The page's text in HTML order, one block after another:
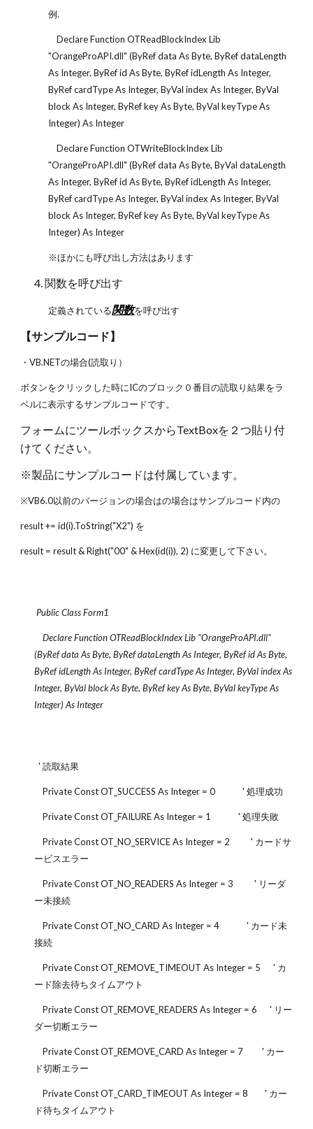
例.
Declare Function OTReadBlockIndex Lib
"OrangeProAPI.dll" (ByRef data As Byte, ByRef dataLength
As Integer, ByRef id As Byte, ByRef idLength As Integer,
ByRef cardType As Integer, ByVal index As Integer, ByVal
block As Integer, ByRef key As Byte, ByVal keyType As
Integer) As Integer
Declare Function OTWriteBlockIndex Lib
"OrangeProAPI.dll" (ByRef data As Byte, ByVal dataLength
As Integer, ByRef id As Byte, ByRef idLength As Integer,
ByRef cardType As Integer, ByVal index As Integer, ByVal
block As Integer, ByRef key As Byte, ByVal keyType As
Integer) As Integer
※ほかにも呼び出し方法はあります
4. 関数を呼び出す
定義されている関数を呼び出す
【サンプルコード】
・VB.NETの場合(読取り）
ボタンをクリックした時にICのブロック０番目の読取り結果をラ
ベルに表示するサンプルコードです。
フォームにツールボックスからTextBoxを２つ貼り付
けてください。
※製品にサンプルコードは付属しています。
※VB6.0以前のバージョンの場合はの場合はサンプルコード内の
result += id(i).ToString("X2") を
result = result & Right("00" & Hex(id(i)), 2) に変更して下さい。
Public Class Form1
Declare Function OTReadBlockIndex Lib "OrangeProAPI.dll"
(ByRef data As Byte, ByRef dataLength As Integer, ByRef id As Byte,
ByRef idLength As Integer, ByRef cardType As Integer, ByVal index As
Integer, ByVal block As Byte, ByRef key As Byte, ByVal keyType As
Integer) As Integer
' 読取結果
Private Const OT_SUCCESS As Integer = 0 ' 処理成功
Private Const OT_FAILURE As Integer = 1 ' 処理失敗
Private Const OT_NO_SERVICE As Integer = 2 ' カードサ
ービスエラー
Private Const OT_NO_READERS As Integer = 3 ' リーダ
ー未接続
Private Const OT_NO_CARD As Integer = 4 ' カード未
接続
Private Const OT_REMOVE_TIMEOUT As Integer = 5 ' カ
ード除去待ちタイムアウト
Private Const OT_REMOVE_READERS As Integer = 6 ' リー
ダー切断エラー
Private Const OT_REMOVE_CARD As Integer = 7 ' カー
ド切断エラー
Private Const OT_CARD_TIMEOUT As Integer = 8 ' カー
ド待ちタイムアウト